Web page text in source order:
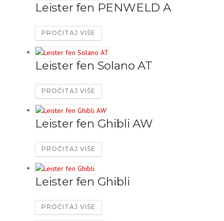
Leister fen PENWELD A
PROČITAJ VIŠE
Leister fen Solano AT
PROČITAJ VIŠE
Leister fen Ghibli AW
PROČITAJ VIŠE
Leister fen Ghibli
PROČITAJ VIŠE